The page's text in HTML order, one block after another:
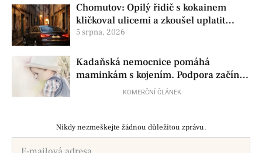
Chomutov: Opilý řidič s kokainem
kličkoval ulicemi a zkoušel uplatit
policisty
5 srpna, 2026
Kadaňská nemocnice pomáhá
maminkám s kojením. Podpora začíná
už před porodemKOMERČNÍ ČLÁNEK
Nikdy nezmeškejte žádnou důležitou zprávu.